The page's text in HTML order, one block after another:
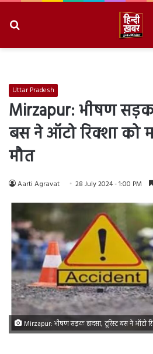
Uttar Pradesh
Mirzapur: भीषण सड़क
बस ने ऑटो रिक्शा को
मौत
Aarti Agravat 28 July 2024 - 1:00 PM
Mirzapur: भीषण सड़क हादसा, टूरिस्ट बस ने ऑटो